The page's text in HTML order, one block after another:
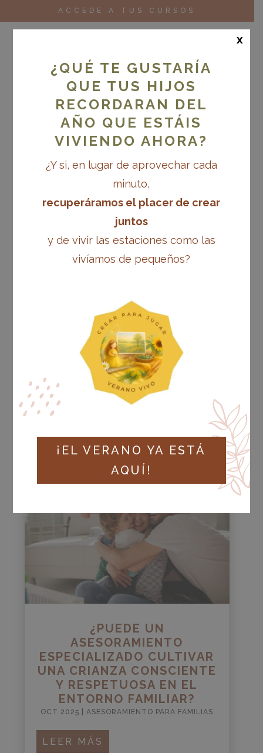
ACCEDE A TUS CURSOS
ESTRATEGIAS
PEDAGÓGICAS PARA UNA
TRANSFORMACIÓN
EDUCATIVA: UNA MIRADA
PERSONALIZADA PARA
CADA INFANTE
OCT 2025 ESTRATEGIAS PEDAGÓGICAS
¿PUEDE UN
ASESORAMIENTO
ESPECIALIZADO CULTIVAR
UNA CRIANZA CONSCIENTE
Y RESPETUOSA EN EL
ENTORNO FAMILIAR?
OCT 2025 ASESORAMIENTO PARA FAMILIAS
LEER MÁS
¿QUÉ TE GUSTARÍA
QUE TUS HIJOS
RECORDARAN DEL
AÑO QUE ESTÁIS
VIVIENDO AHORA?
¿Y si, en lugar de aprovechar cada
minuto,
recuperáramos el placer de crear
juntos
y de vivir las estaciones como las
vivíamos de pequeños?
¡EL VERANO YA ESTÁ
AQUÍ!
x